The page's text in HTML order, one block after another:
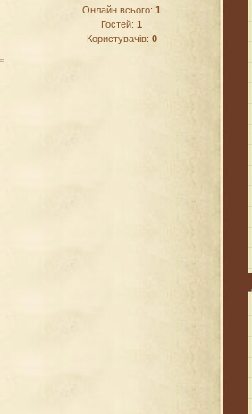
Онлайн всього: 1
Гостей: 1
Користувачів: 0